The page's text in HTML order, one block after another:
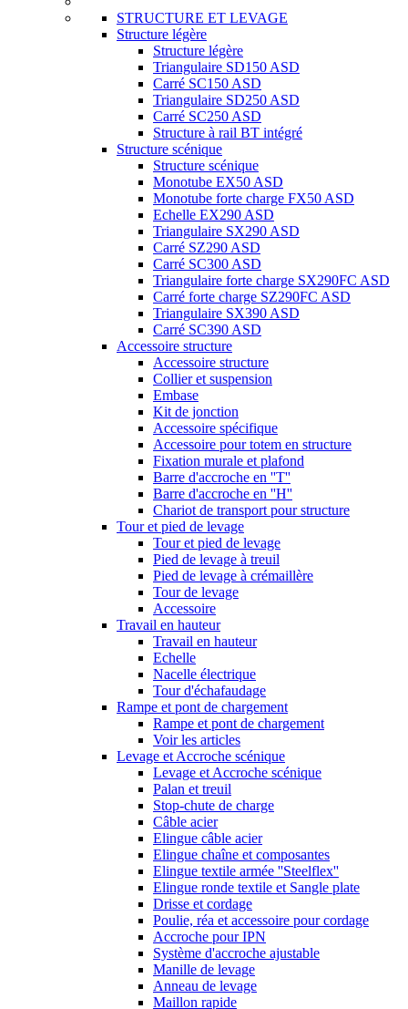
STRUCTURE ET LEVAGE
Structure légère
Structure légère
Triangulaire SD150 ASD
Carré SC150 ASD
Triangulaire SD250 ASD
Carré SC250 ASD
Structure à rail BT intégré
Structure scénique
Structure scénique
Monotube EX50 ASD
Monotube forte charge FX50 ASD
Echelle EX290 ASD
Triangulaire SX290 ASD
Carré SZ290 ASD
Carré SC300 ASD
Triangulaire forte charge SX290FC ASD
Carré forte charge SZ290FC ASD
Triangulaire SX390 ASD
Carré SC390 ASD
Accessoire structure
Accessoire structure
Collier et suspension
Embase
Kit de jonction
Accessoire spécifique
Accessoire pour totem en structure
Fixation murale et plafond
Barre d'accroche en ''T''
Barre d'accroche en ''H''
Chariot de transport pour structure
Tour et pied de levage
Tour et pied de levage
Pied de levage à treuil
Pied de levage à crémaillère
Tour de levage
Accessoire
Travail en hauteur
Travail en hauteur
Echelle
Nacelle électrique
Tour d'échafaudage
Rampe et pont de chargement
Rampe et pont de chargement
Voir les articles
Levage et Accroche scénique
Levage et Accroche scénique
Palan et treuil
Stop-chute de charge
Câble acier
Elingue câble acier
Elingue chaîne et composantes
Elingue textile armée ''Steelflex''
Elingue ronde textile et Sangle plate
Drisse et cordage
Poulie, réa et accessoire pour cordage
Accroche pour IPN
Système d'accroche ajustable
Manille de levage
Anneau de levage
Maillon rapide